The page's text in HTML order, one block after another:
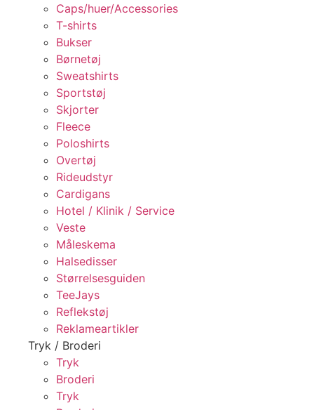
Caps/huer/Accessories
T-shirts
Bukser
Børnetøj
Sweatshirts
Sportstøj
Skjorter
Fleece
Poloshirts
Overtøj
Rideudstyr
Cardigans
Hotel / Klinik / Service
Veste
Måleskema
Halsedisser
Størrelsesguiden
TeeJays
Reflekstøj
Reklameartikler
Tryk / Broderi
Tryk
Broderi
Tryk